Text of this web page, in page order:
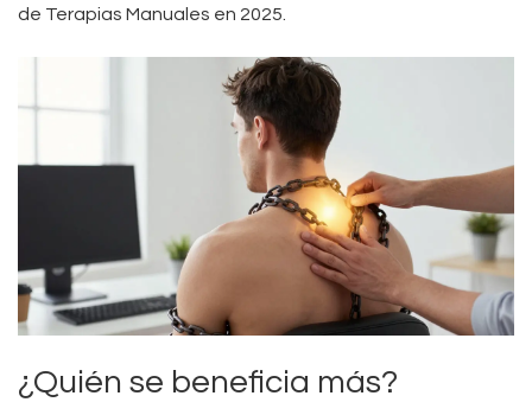
de Terapias Manuales en 2025.
¿Quién se beneficia más?